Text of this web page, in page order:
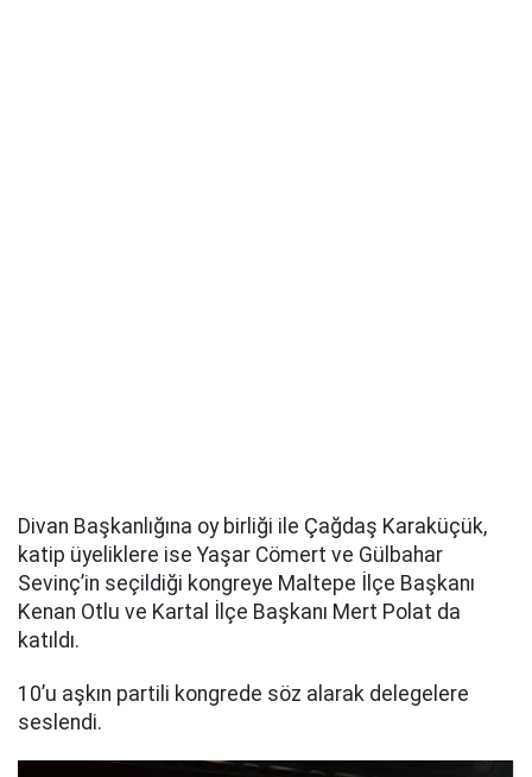
Divan Başkanlığına oy birliği ile Çağdaş Karaküçük,
katip üyeliklere ise Yaşar Cömert ve Gülbahar
Sevinç’in seçildiği kongreye Maltepe İlçe Başkanı
Kenan Otlu ve Kartal İlçe Başkanı Mert Polat da
katıldı.
10’u aşkın partili kongrede söz alarak delegelere
seslendi.